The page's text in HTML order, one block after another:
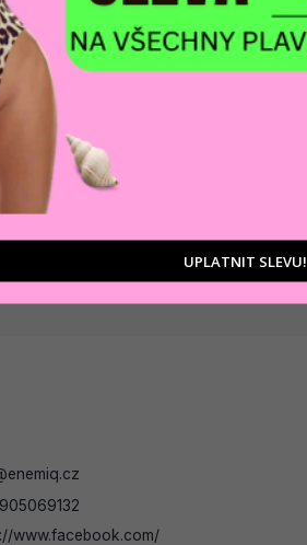
enemiq.cz
www.facebook.com/
UPLATNIT SLEVU!